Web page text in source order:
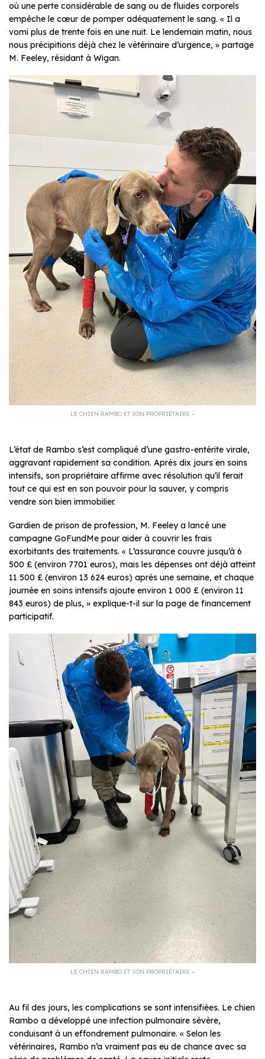
où une perte considérable de sang ou de fluides corporels
empêche le cœur de pomper adéquatement le sang. « Il a
vomi plus de trente fois en une nuit. Le lendemain matin, nous
nous précipitions déjà chez le vétérinaire d’urgence, » partage
M. Feeley, résidant à Wigan.
LE CHIEN RAMBO ET SON PROPRIÉTAIRE –
L’état de Rambo s’est compliqué d’une gastro-entérite virale,
aggravant rapidement sa condition. Après dix jours en soins
intensifs, son propriétaire affirme avec résolution qu’il ferait
tout ce qui est en son pouvoir pour la sauver, y compris
vendre son bien immobilier.
Gardien de prison de profession, M. Feeley a lancé une
campagne GoFundMe pour aider à couvrir les frais
exorbitants des traitements. « L’assurance couvre jusqu’à 6
500 £ (environ 7701 euros), mais les dépenses ont déjà atteint
11 500 £ (environ 13 624 euros) après une semaine, et chaque
journée en soins intensifs ajoute environ 1 000 £ (environ 11
843 euros) de plus, » explique-t-il sur la page de financement
participatif.
LE CHIEN RAMBO ET SON PROPRIÉTAIRE –
Au fil des jours, les complications se sont intensifiées. Le chien
Rambo a développé une infection pulmonaire sévère,
conduisant à un effondrement pulmonaire. « Selon les
vétérinaires, Rambo n’a vraiment pas eu de chance avec sa